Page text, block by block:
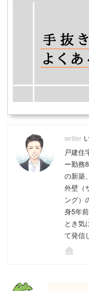
戸建住
ー勤務
の新築
外壁（
ング）
身5年
とき気
て発信